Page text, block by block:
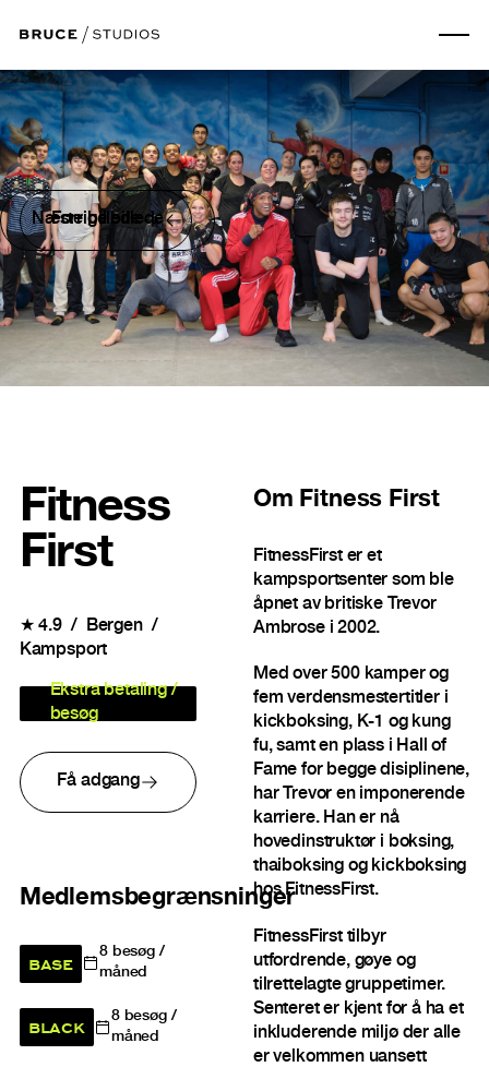
Forrige billede
Næste billede
Fitness
First
★4.9
Bergen
Kampsport
Ekstra betaling /
besøg
Få adgang
Medlemsbegrænsninger
BASE 8besøg /
måned
BLACK 8besøg /
måned
Om Fitness First
FitnessFirst er et
kampsportsenter som ble
åpnet av britiske Trevor
Ambrose i 2002.
Med over 500 kamper og
fem verdensmestertitler i
kickboksing, K-1 og kung
fu, samt en plass i Hall of
Fame for begge disiplinene,
har Trevor en imponerende
karriere. Han er nå
hovedinstruktør i boksing,
thaiboksing og kickboksing
hos FitnessFirst.
FitnessFirst tilbyr
utfordrende, gøye og
tilrettelagte gruppetimer.
Senteret er kjent for å ha et
inkluderende miljø der alle
er velkommen uansett